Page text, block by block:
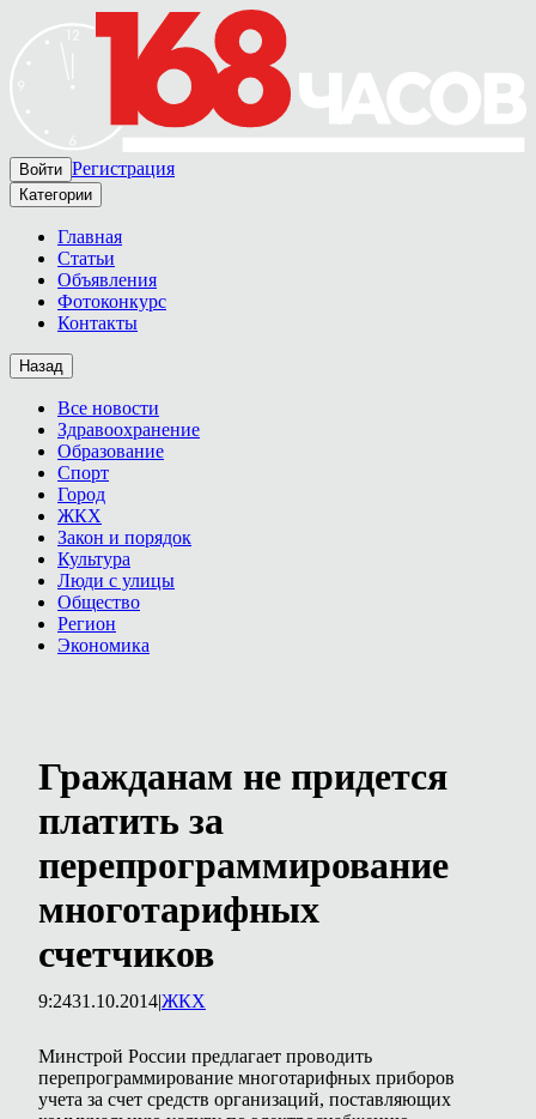
Войти Регистрация
Категории
Главная
Статьи
Объявления
Фотоконкурс
Контакты
Назад
Все новости
Здравоохранение
Образование
Спорт
Город
ЖКХ
Закон и порядок
Культура
Люди с улицы
Общество
Регион
Экономика
Гражданам не придется
платить за
перепрограммирование
многотарифных
счетчиков
9:2431.10.2014|ЖКХ
Минстрой России предлагает проводить
перепрограммирование многотарифных приборов
учета за счет средств организаций, поставляющих